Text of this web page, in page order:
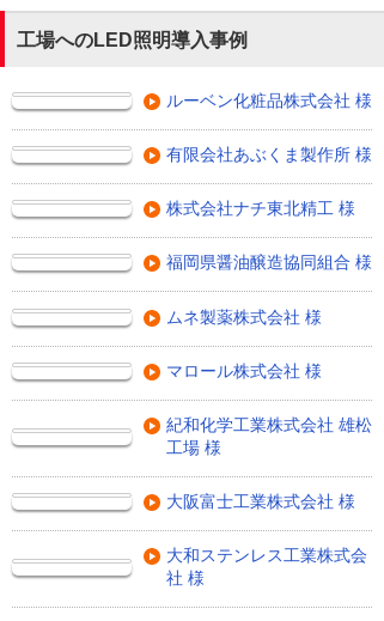
工場へのLED照明導入事例
ルーベン化粧品株式会社 様
有限会社あぶくま製作所 様
株式会社ナチ東北精工 様
福岡県醤油醸造協同組合 様
ムネ製薬株式会社 様
マロール株式会社 様
紀和化学工業株式会社 雄松
工場 様
大阪富士工業株式会社 様
大和ステンレス工業株式会
社 様